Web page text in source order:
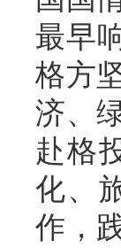
最早
格方
济、
赴格
化、
作，